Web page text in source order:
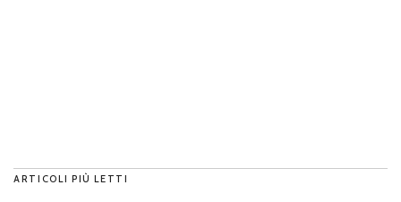
ARTICOLI PIÙ LETTI